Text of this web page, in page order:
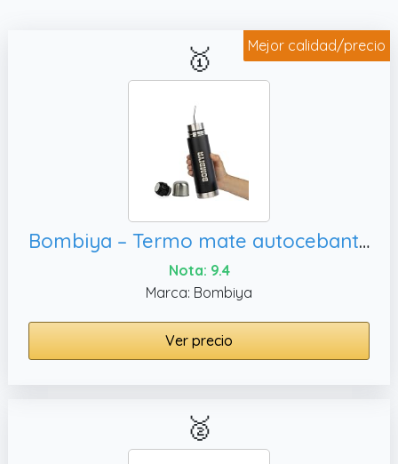
Mejor calidad/precio
🥇
Bombiya – Termo mate autocebante con todas sus partes de acero inoxidable – Kit todo en uno solo agrega tu yerba – 2 en 1 cambiando su tapa es un termo clásico – La evolución del mate listo (Negro)
Nota: 9.4
Marca: Bombiya
Ver precio
🥈